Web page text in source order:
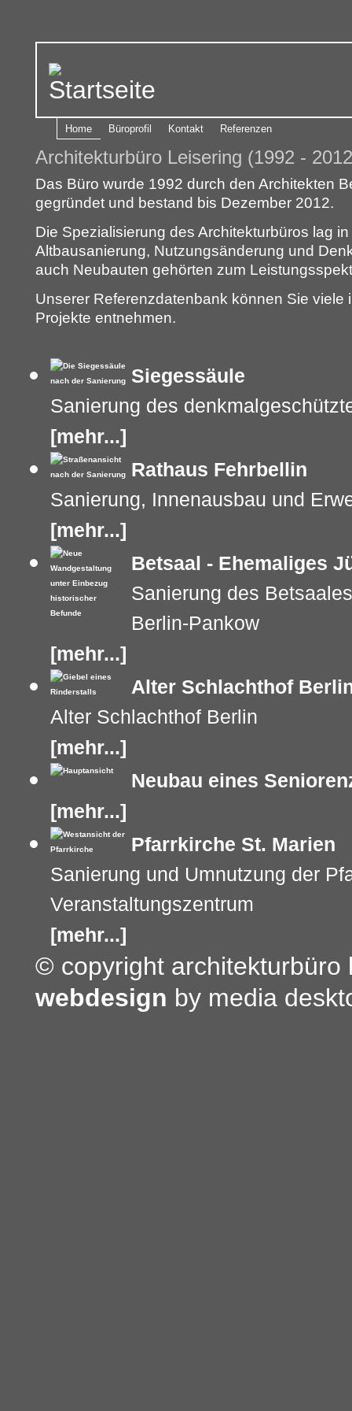
Home Büroprofil Kontakt Referenzen
Architekturbüro Leisering (1992 -
Das Büro wurde 1992 durch den Architekten
gegründet und bestand bis Dezember 2012.
Die Spezialisierung des Architekturbüros lag
Altbausanierung, Nutzungsänderung und
auch Neubauten gehörten zum
Unserer Referenzdatenbank können Sie viele
Projekte entnehmen.
Siegessäule
Sanierung des
[mehr...]
Rathaus Fehrbellin
Sanierung, Innenausbau und
[mehr...]
Betsaal - Ehemaliges
Sanierung des
Berlin-Pankow
[mehr...]
Alter Schlachthof
Alter Schlachthof Berlin
[mehr...]
Neubau eines
[mehr...]
Pfarrkirche St. Marien
Sanierung und Umnutzung der
Veranstaltungszentrum
[mehr...]
© copyright
webdesign by media